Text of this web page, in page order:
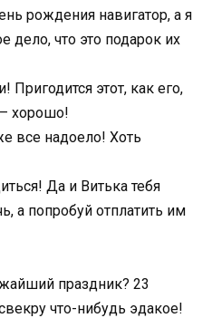
рождения навигатор, а я
что это подарок их
Пригодится этот, как его,
хорошо!
все надоело! Хоть
Да и Витька тебя
а попробуй отплатить им
праздник? 23
что-нибудь эдакое!